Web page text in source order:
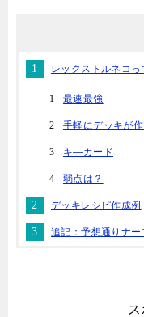
レックストルネコっ
最速最強
手軽にデッキが
キ―カード
弱点は？
デッキレシピ作成例
追記：予想通りナー